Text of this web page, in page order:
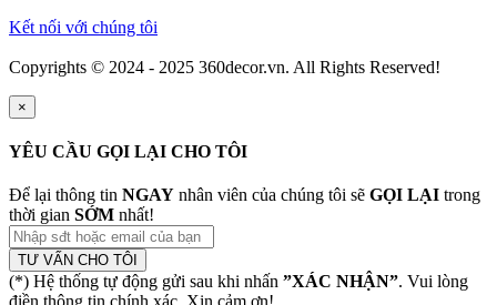
Kết nối với chúng tôi
Copyrights © 2024 - 2025 360decor.vn. All Rights Reserved!
×
YÊU CẦU GỌI LẠI CHO TÔI
Để lại thông tin NGAY nhân viên của chúng tôi sẽ GỌI LẠI trong
thời gian SỚM nhất!
TƯ VẤN CHO TÔI
(*) Hệ thống tự động gửi sau khi nhấn ”XÁC NHẬN”. Vui lòng